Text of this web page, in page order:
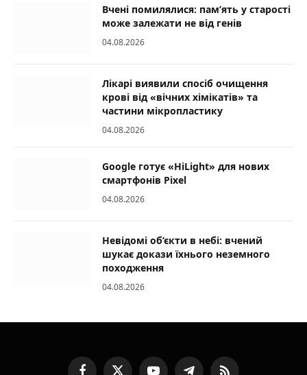
Вчені помилялися: пам’ять у старості
може залежати не від генів
04.08.2026
Лікарі виявили спосіб очищення
крові від «вічних хімікатів» та
частини мікропластику
04.08.2026
Google готує «HiLight» для нових
смартфонів Pixel
04.08.2026
Невідомі об’єкти в небі: вчений
шукає докази їхнього неземного
походження
04.08.2026